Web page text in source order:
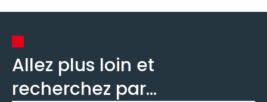
Allez plus loin et
recherchez par...